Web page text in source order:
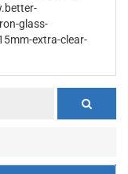
glass-
extra-clear-